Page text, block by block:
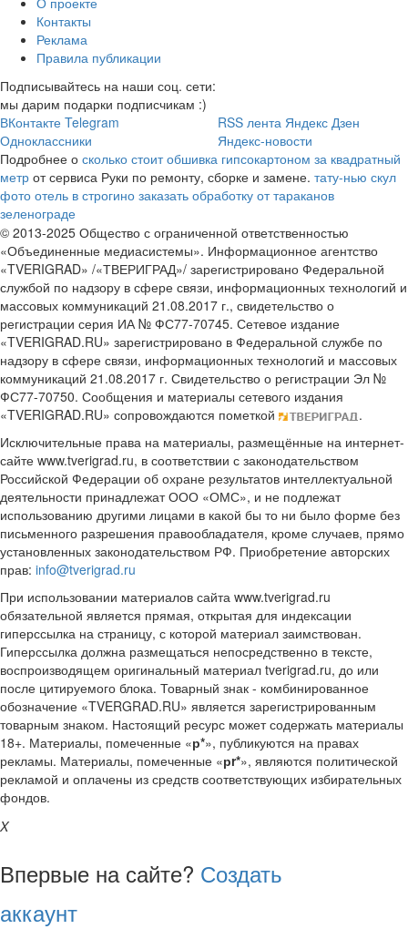
Контакты
Реклама
Правила публикации
Подписывайтесь на наши соц. сети:
мы дарим подарки подписчикам :)
ВКонтакте Telegram
Одноклассники
RSS лента Яндекс Дзен
Яндекс-новости
Подробнее о сколько стоит обшивка гипсокартоном за квадратный
метр от сервиса Руки по ремонту, сборке и замене. тату-нью скул
фото отель в строгино заказать обработку от тараканов
зеленограде
© 2013-2025 Общество с ограниченной ответственностью
«Объединенные медиасистемы». Информационное агентство
«TVERIGRAD» /«ТВЕРИГРАД»/ зарегистрировано Федеральной
службой по надзору в сфере связи, информационных технологий и
массовых коммуникаций 21.08.2017 г., свидетельство о
регистрации серия ИА № ФС77-70745. Сетевое издание
«TVERIGRAD.RU» зарегистрировано в Федеральной службе по
надзору в сфере связи, информационных технологий и массовых
коммуникаций 21.08.2017 г. Свидетельство о регистрации Эл №
ФС77-70750. Сообщения и материалы сетевого издания
«TVERIGRAD.RU» сопровождаются пометкой
.
Исключительные права на материалы, размещённые на интернет-
сайте www.tverigrad.ru, в соответствии с законодательством
Российской Федерации об охране результатов интеллектуальной
деятельности принадлежат ООО «ОМС», и не подлежат
использованию другими лицами в какой бы то ни было форме без
письменного разрешения правообладателя, кроме случаев, прямо
установленных законодательством РФ. Приобретение авторских
прав: info@tverigrad.ru
При использовании материалов сайта www.tverigrad.ru
обязательной является прямая, открытая для индексации
гиперссылка на страницу, с которой материал заимствован.
Гиперссылка должна размещаться непосредственно в тексте,
воспроизводящем оригинальный материал tverigrad.ru, до или
после цитируемого блока. Товарный знак - комбинированное
обозначение «TVERGRAD.RU» является зарегистрированным
товарным знаком. Настоящий ресурс может содержать материалы
18+. Материалы, помеченные «р*», публикуются на правах
рекламы. Материалы, помеченные «рr*», являются политической
рекламой и оплачены из средств соответствующих избирательных
фондов.
X
Впервые на сайте? Создать
аккаунт